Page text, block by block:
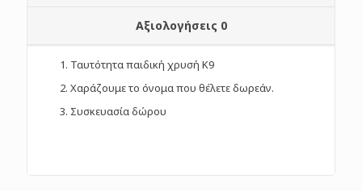
Αξιολογήσεις 0
Ταυτότητα παιδική χρυσή Κ9
Χαράζουμε το όνομα που θέλετε δωρεάν.
Συσκευασία δώρου